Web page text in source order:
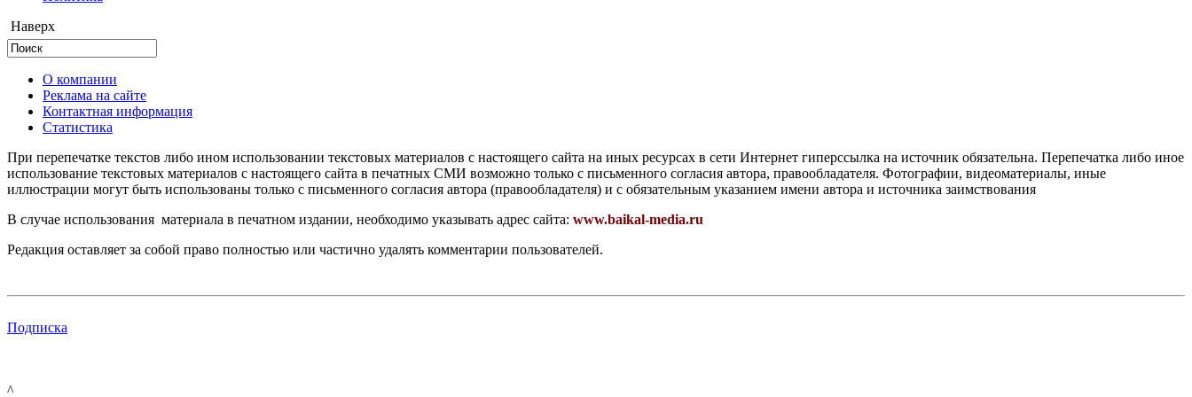
Наверх
О компании
Реклама на сайте
Контактная информация
Статистика
При перепечатке текстов либо ином использовании текстовых материалов с настоящего сайта на иных ресурсах в сети Интернет гиперссылка на источник обязательна. Перепечатка либо иное
использование текстовых материалов с настоящего сайта в печатных СМИ возможно только с письменного согласия автора, правообладателя. Фотографии, видеоматериалы, иные
иллюстрации могут быть использованы только с письменного согласия автора (правообладателя) и с обязательным указанием имени автора и источника заимствования
В случае использования материала в печатном издании, необходимо указывать адрес сайта: www.baikal-media.ru
Редакция оставляет за собой право полностью или частично удалять комментарии пользователей.
Подписка
^